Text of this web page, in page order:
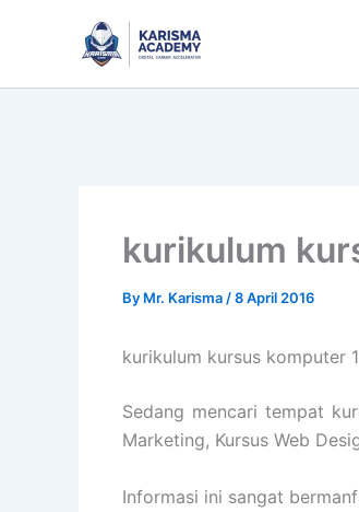
kurikulum
By Mr. Karisma /8 April 2016
kurikulum kursus komputer
Sedang mencari tempat
Marketing, Kursus Web
Informasi ini sangat